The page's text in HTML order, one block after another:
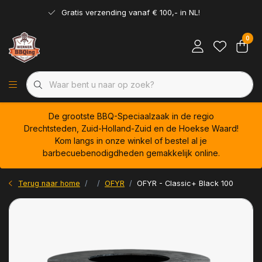
Gratis verzending vanaf € 100,- in NL!
0
De grootste BBQ-Speciaalzaak in de regio
Drechtsteden, Zuid-Holland-Zuid en de Hoekse Waard!
Kom langs in onze winkel of bestel al je
barbecuebenodigdheden gemakkelijk online.
Terug naar home OFYR OFYR - Classic+ Black 100